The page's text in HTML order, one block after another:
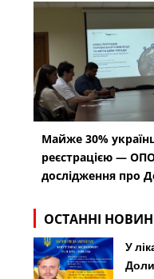
Майже 30%
реєстрацією —
дослідження про
ОСТАННІ
У